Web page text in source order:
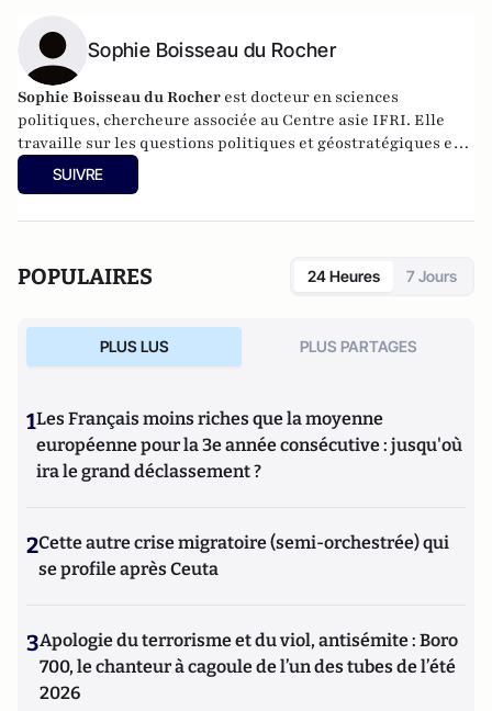
Sophie Boisseau du Rocher
Sophie Boisseau du Rocher est docteur en sciences
politiques, chercheure associée au Centre asie IFRI. Elle
travaille sur les questions politiques et géostratégiques en
Asie du Sud-Est.
SUIVRE
POPULAIRES 24 Heures 7 Jours
PLUS LUS PLUS PARTAGES
1Les Français moins riches que la moyenne
européenne pour la 3e année consécutive : jusqu'où
ira le grand déclassement ?
2Cette autre crise migratoire (semi-orchestrée) qui
se profile après Ceuta
3Apologie du terrorisme et du viol, antisémite : Boro
700, le chanteur à cagoule de l’un des tubes de l’été
2026